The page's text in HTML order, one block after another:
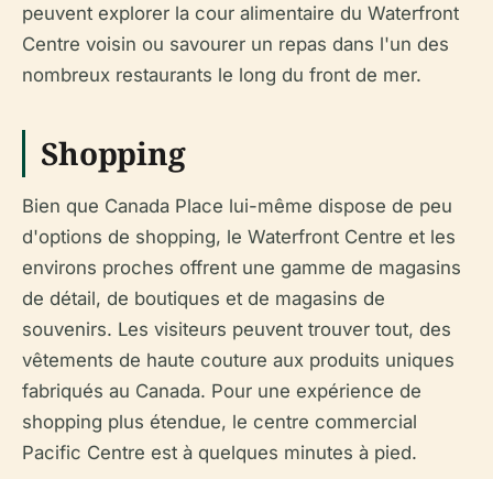
peuvent explorer la cour alimentaire du Waterfront
Centre voisin ou savourer un repas dans l'un des
nombreux restaurants le long du front de mer.
Shopping
Bien que Canada Place lui-même dispose de peu
d'options de shopping, le Waterfront Centre et les
environs proches offrent une gamme de magasins
de détail, de boutiques et de magasins de
souvenirs. Les visiteurs peuvent trouver tout, des
vêtements de haute couture aux produits uniques
fabriqués au Canada. Pour une expérience de
shopping plus étendue, le centre commercial
Pacific Centre est à quelques minutes à pied.